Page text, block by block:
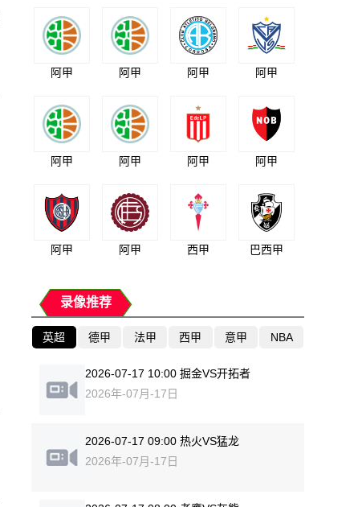
阿甲 阿甲 阿甲 阿甲
阿甲 阿甲 阿甲 阿甲
阿甲 阿甲 西甲 巴西甲
录像推荐
英超 德甲 法甲 西甲 意甲 NBA
2026-07-17 10:00 掘金VS开拓者
2026年-07月-17日
2026-07-17 09:00 热火VS猛龙
2026年-07月-17日